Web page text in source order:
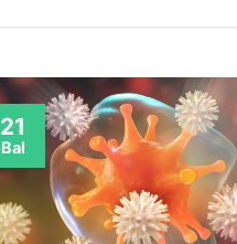
21
Bal